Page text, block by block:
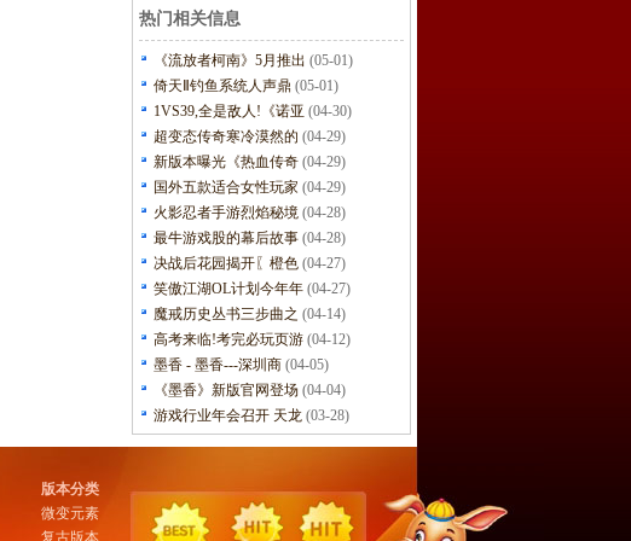
热门相关信息
《流放者柯南》5月推出 (05-01)
倚天Ⅱ钓鱼系统人声鼎 (05-01)
1VS39,全是敌人!《诺亚 (04-30)
超变态传奇寒冷漠然的 (04-29)
新版本曝光《热血传奇 (04-29)
国外五款适合女性玩家 (04-29)
火影忍者手游烈焰秘境 (04-28)
最牛游戏股的幕后故事 (04-28)
决战后花园揭开〖橙色 (04-27)
笑傲江湖OL计划今年年 (04-27)
魔戒历史丛书三步曲之 (04-14)
高考来临!考完必玩页游 (04-12)
墨香 - 墨香---深圳商 (04-05)
《墨香》新版官网登场 (04-04)
游戏行业年会召开 天龙 (03-28)
版本分类
微变元素
复古版本